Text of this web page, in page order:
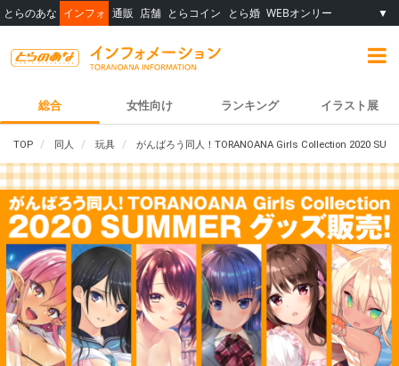
とらのあな インフォ 通販 店舗 とらコイン とら婚 WEBオンリー ▼
総合 女性向け ランキング イラスト展
TOP 同人 玩具 がんばろう同人！TORANOANA Girls Collection 2020